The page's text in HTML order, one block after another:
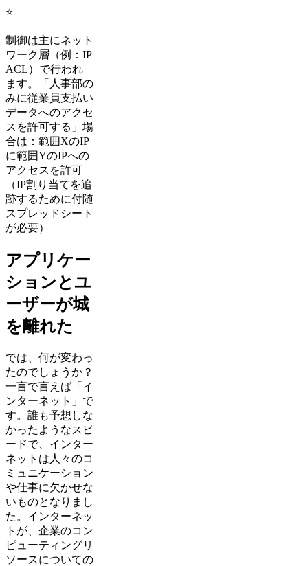
⭐
制御は主にネット
ワーク層（例：IP
ACL）で行われ
ます。「人事部の
みに従業員支払い
データへのアクセ
スを許可する」場
合は：範囲XのIP
に範囲YのIPへの
アクセスを許可
（IP割り当てを追
跡するために付随
スプレッドシート
が必要）
アプリケー
ションとユ
ーザーが城
を離れた
では、何が変わっ
たのでしょうか？
一言で言えば「イ
ンターネット」で
す。誰も予想しな
かったようなスピ
ードで、インター
ネットは人々のコ
ミュニケーション
や仕事に欠かせな
いものとなりまし
た。インターネッ
トが、企業のコン
ピューティングリ
ソースについての